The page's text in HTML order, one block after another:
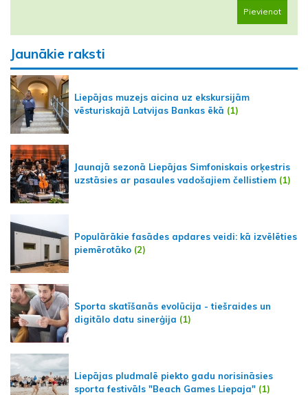
Pievienot
Jaunākie raksti
Liepājas muzejs aicina uz ekskursijām
vēsturiskajā Latvijas Bankas ēkā (1)
Jaunajā sezonā Liepājas Simfoniskais orķestris
uzstāsies ar pasaules vadošajiem čellistiem (1)
Populārākie fasādes apdares veidi: kā izvēlēties
piemērotāko (2)
Sporta skatīšanās evolūcija - tiešraides un
digitālo datu sinerģija (1)
Liepājas pludmalē piekto gadu norisināsies
sporta festivāls "Beach Games Liepaja" (1)